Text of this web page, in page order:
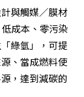
與觸媒／膜材
成本、零污染
綠氫」，可提
、當成燃料使
，達到減碳的